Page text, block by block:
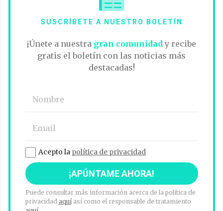
SUSCRÍBETE A NUESTRO BOLETÍN
¡Únete a nuestra gran comunidady recibe
gratis el boletín con las noticias más
destacadas!
Acepto la política de privacidad
Puede consultar más información acerca de la política de
privacidad aquíasí como el responsable de tratamiento